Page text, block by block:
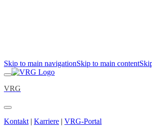
Skip to main navigationSkip to main content
VRG
Kontakt | Karriere | VRG-Portal